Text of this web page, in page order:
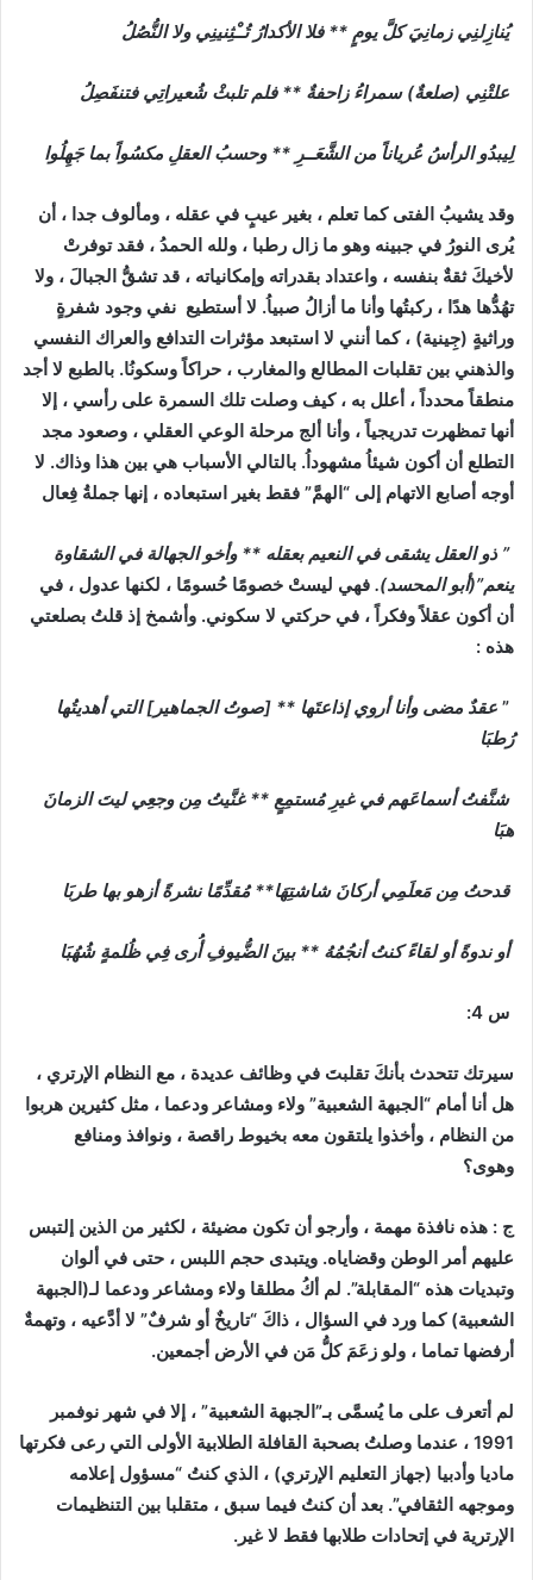
يُنازِلنِي زمانِيَ كلَّ يومٍ ** فلا الأكدارُ تُــْثِنينِي ولا النُّصُلُ
علتْنِي (صلعةٌ) سمراءُ زاحفةٌ ** فلم تلبثْ شُعيراتِي فتنفَصِلُ
لِيبدُو الرأسُ عُرياناً من الشَّعَــرِ ** وحسبُ العقلِ مكسُواً بما جَهِلُوا
وقد يشيبُ الفتى كما تعلم ، بغير عيبٍ في عقله ، ومألوف جدا ، أن
يُرى النورُ في جبينه وهو ما زال رطبا ، ولله الحمدُ ، فقد توفرتْ
لأخيكَ ثقةٌ بنفسه ، واعتداد بقدراته وإمكانياته ، قد تشقُّ الجبالَ ، ولا
تهُدُّها هدًا ، ركبتُها وأنا ما أزالُ صبياُ. لا أستطيع نفي وجود شفرةٍ
وراثيةٍ (جِينية) ، كما أنني لا استبعد مؤثرات التدافع والعراك النفسي
والذهني بين تقلبات المطالع والمغارب ، حراكاً وسكونُا. بالطبع لا أجد
منطقاً محدداً ، أعلل به ، كيف وصلت تلك السمرة على رأسي ، إلا
أنها تمظهرت تدريجياً ، وأنا ألج مرحلة الوعي العقلي ، وصعود مجد
التطلع أن أكون شيئاُ مشهوداُ. بالتالي الأسباب هي بين هذا وذاك. لا
أوجه أصابع الاتهام إلى “الهمَّ” فقط بغير استبعاده ، إنها جملةُ فِعال
” ذو العقل يشقى في النعيم بعقله ** وأخو الجهالة في الشقاوة
ينعم”(أبو المحسد). فهي ليستْ خصومًا حُسومًا ، لكنها عدول ، في
أن أكون عقلاً وفكراً ، في حركتي لا سكوني. وأشمخ إذ قلتُ بصلعتي
هذه :
” عقدٌ مضى وأنا أروي إذاعتَها ** [صوتُ الجماهير] التي أهديتُها
رُطبَا
شنَّفتُ أسماعَهم في غيرِ مُستمِعٍ ** غنَّيتُ مِن وجعِي ليتَ الزمانَ
هبَا
قدحتُ مِن مَعلَمِي أركانَ شاشتِهَا** مُقدِّمًا نشرةً أزهو بها طربَا
أو ندوةً أو لقاءً كنتُ أنجُمُهُ ** بينَ الضُّيوفِ أُرى فِي ظُلمةٍ شُهُبَا
س 4:
سيرتك تتحدث بأنكَ تقلبتَ في وظائف عديدة ، مع النظام الإرتري ،
هل أنا أمام “الجبهة الشعبية” ولاء ومشاعر ودعما ، مثل كثيرين هربوا
من النظام ، وأخذوا يلتقون معه بخيوط راقصة ، ونوافذ ومنافع
وهوى؟
ج : هذه نافذة مهمة ، وأرجو أن تكون مضيئة ، لكثير من الذين إلتبس
عليهم أمر الوطن وقضاياه. ويتبدى حجم اللبس ، حتى في ألوان
وتبديات هذه “المقابلة”. لم أكُ مطلقا ولاء ومشاعر ودعما لـ(الجبهة
الشعبية) كما ورد في السؤال ، ذاكَ “تاريخٌ أو شرفٌ” لا أدَّعيه ، وتهمةٌ
أرفضها تماما ، ولو زعَمَ كلُّ مَن في الأرض أجمعين.
لم أتعرف على ما يُسمَّى بـ”الجبهة الشعبية” ، إلا في شهر نوفمبر
1991 ، عندما وصلتُ بصحبة القافلة الطلابية الأولى التي رعى فكرتها
ماديا وأدبيا (جهاز التعليم الإرتري) ، الذي كنتُ “مسؤول إعلامه
وموجهه الثقافي”. بعد أن كنتُ فيما سبق ، متقلبا بين التنظيمات
الإرترية في إتحادات طلابها فقط لا غير.